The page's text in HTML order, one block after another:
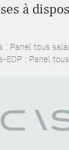
à
: Panel tous
EDP : Panel